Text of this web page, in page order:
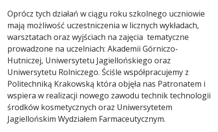
Oprócz tych działań w ciągu roku szkolnego uczniowie
mają możliwość uczestniczenia w licznych wykładach,
warsztatach oraz wyjściach na zajęcia tematyczne
prowadzone na uczelniach: Akademii Górniczo-
Hutniczej, Uniwersytetu Jagiellońskiego oraz
Uniwersytetu Rolniczego. Ściśle współpracujemy z
Politechniką Krakowską która objęła nas Patronatem i
wspiera w realizacji nowego zawodu technik technologii
środków kosmetycznych oraz Uniwersytetem
Jagiellońskim Wydziałem Farmaceutycznym.